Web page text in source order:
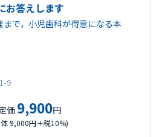
お答えします
で，小児歯科が得意になる本
9
価 9,900円
9,000円＋税10%)